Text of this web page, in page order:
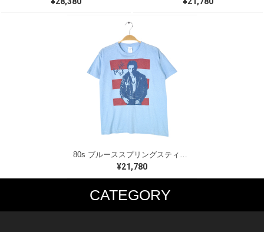
80s ブルーススプリングスティーン USA製 ヴィンテージTシャツ ロックTシャツ BORN IN THE USA BRUCE SPRINGSTEEN メンズM 古着 @AAA1523
¥21,780
CATEGORY
MUSIC TEE T-SHIRTS